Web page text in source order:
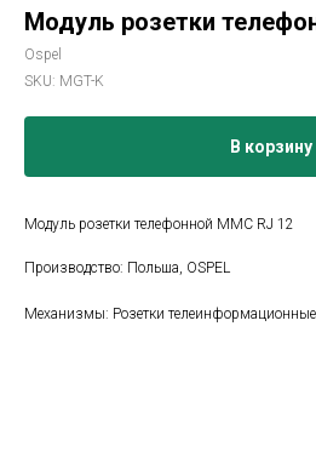
Модуль розетки
Ospel
SKU: MGT-K
В корзину
Модуль розетки телефонной MMC RJ 12
Производство: Польша, OSPEL
Механизмы: Розетки телеинформационные